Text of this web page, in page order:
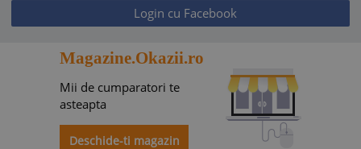
Login cu Facebook
Magazine.Okazii.ro
Mii de cumparatori te
asteapta
Deschide-ti magazin